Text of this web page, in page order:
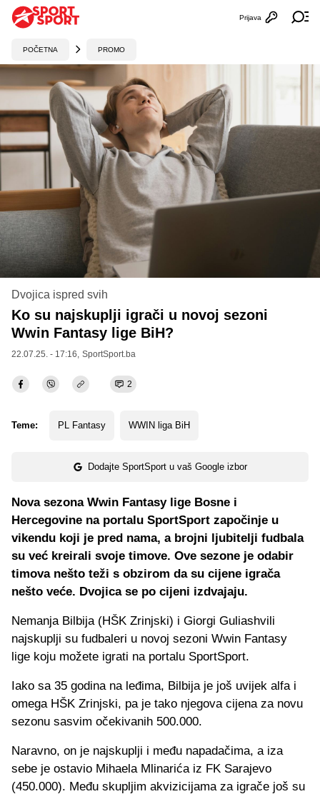
Otvori
Prijava
POČETNA PROMO
Dvojica ispred svih
Ko su najskuplji igrači u novoj sezoni
Wwin Fantasy lige BiH?
22.07.25. - 17:16, SportSport.ba
2
Teme: PL Fantasy WWIN liga BiH
Dodajte SportSport u vaš Google izbor
Nova sezona Wwin Fantasy lige Bosne i
Hercegovine na portalu SportSport započinje u
vikendu koji je pred nama, a brojni ljubitelji fudbala
su već kreirali svoje timove. Ove sezone je odabir
timova nešto teži s obzirom da su cijene igrača
nešto veće. Dvojica se po cijeni izdvajaju.
Nemanja Bilbija (HŠK Zrinjski) i Giorgi Guliashvili
najskuplji su fudbaleri u novoj sezoni Wwin Fantasy
lige koju možete igrati na portalu SportSport.
Iako sa 35 godina na leđima, Bilbija je još uvijek alfa i
omega HŠK Zrinjski, pa je tako njegova cijena za novu
sezonu sasvim očekivanih 500.000.
Naravno, on je najskuplji i među napadačima, a iza
sebe je ostavio Mihaela Mlinarića iz FK Sarajevo
(450.000). Među skupljim akvizicijama za igrače još su